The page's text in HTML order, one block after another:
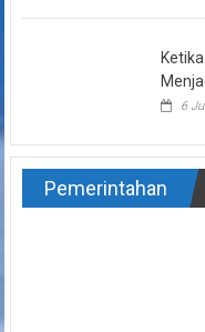
6
Pemerintahan